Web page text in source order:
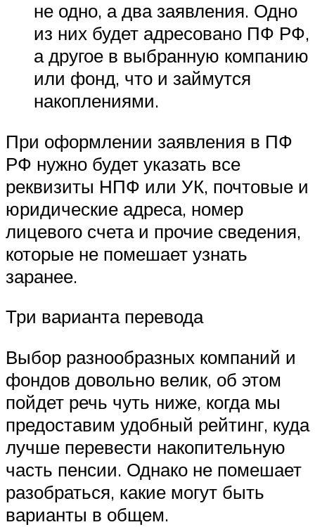
не одно, а два заявления. Одно
из них будет адресовано ПФ РФ,
а другое в выбранную компанию
или фонд, что и займутся
накоплениями.
При оформлении заявления в ПФ
РФ нужно будет указать все
реквизиты НПФ или УК, почтовые и
юридические адреса, номер
лицевого счета и прочие сведения,
которые не помешает узнать
заранее.
Три варианта перевода
Выбор разнообразных компаний и
фондов довольно велик, об этом
пойдет речь чуть ниже, когда мы
предоставим удобный рейтинг, куда
лучше перевести накопительную
часть пенсии. Однако не помешает
разобраться, какие могут быть
варианты в общем.